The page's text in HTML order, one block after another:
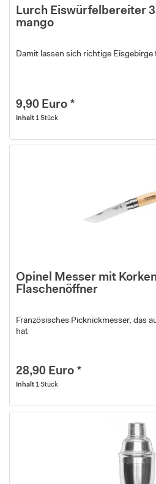
Lurch Eiswürfelbereiter
mango
Damit lassen sich richtige Eisgebirge
9,90 Euro *
Inhalt 1 Stück
Opinel Messer mit
Flaschenöffner
Französisches Picknickmesser, das
hat
28,90 Euro *
Inhalt 1 Stück